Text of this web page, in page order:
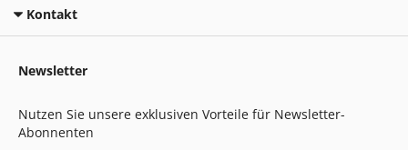
Kontakt
Newsletter
Nutzen Sie unsere exklusiven Vorteile für Newsletter-
Abonnenten